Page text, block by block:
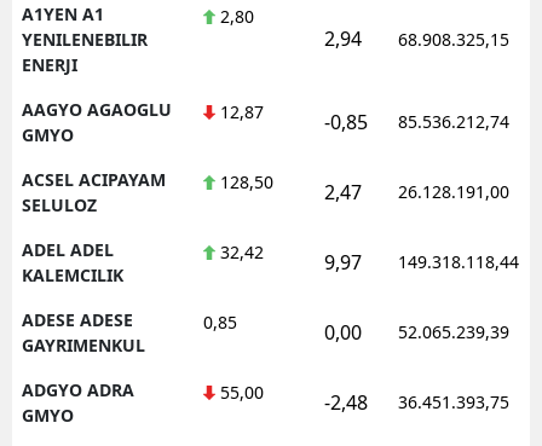
Elazığ
Erzurum
Eskişehir
Gümüşhane
A1YEN A1
YENILENEBILIR
ENERJI
2,80
2,94 68.908.325,15
AAGYO AGAOGLU
GMYO
12,87 -0,85 85.536.212,74
ACSEL ACIPAYAM
SELULOZ
128,50 2,47 26.128.191,00
ADEL ADEL
KALEMCILIK
32,42 9,97 149.318.118,44
ADESE ADESE
GAYRIMENKUL
0,85 0,00 52.065.239,39
ADGYO ADRA
GMYO
55,00 -2,48 36.451.393,75